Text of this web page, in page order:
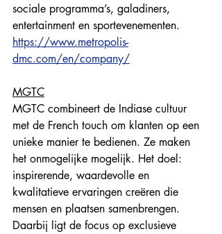
sociale programma’s, galadiners,
entertainment en sportevenementen.
https://www.metropolis-
dmc.com/en/company/
MGTC
MGTC combineert de Indiase cultuur
met de French touch om klanten op een
unieke manier te bedienen. Ze maken
het onmogelijke mogelijk. Het doel:
inspirerende, waardevolle en
kwalitatieve ervaringen creëren die
mensen en plaatsen samenbrengen.
Daarbij ligt de focus op exclusieve